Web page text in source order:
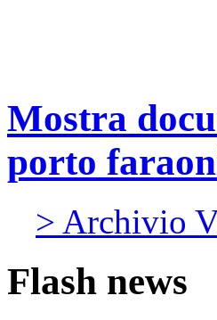
Mostra
porto
> Archivio
Flash news